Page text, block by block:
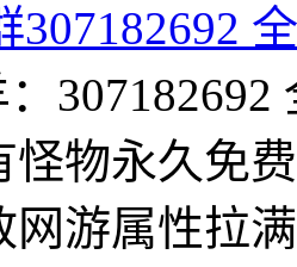
307182692
怪物永久免
网游属性拉